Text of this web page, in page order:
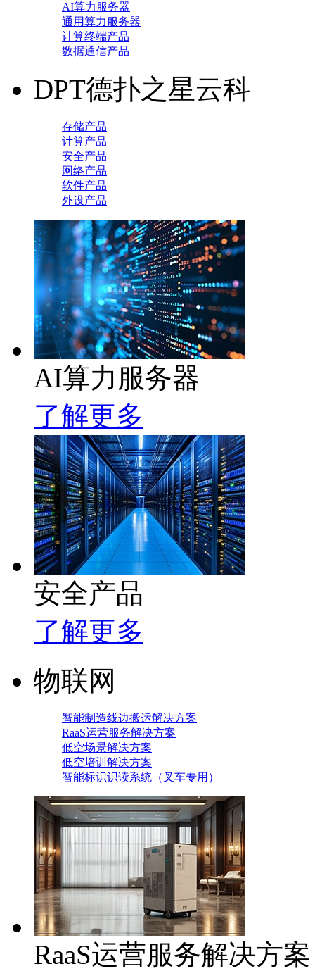
AI算力服务器
通用算力服务器
计算终端产品
数据通信产品
DPT德扑之星云科
存储产品
计算产品
安全产品
网络产品
软件产品
外设产品
AI算力服务器
了解更多
安全产品
了解更多
物联网
智能制造线边搬运解决方案
RaaS运营服务解决方案
低空场景解决方案
低空培训解决方案
智能标识识读系统（叉车专用）
RaaS运营服务解决方案